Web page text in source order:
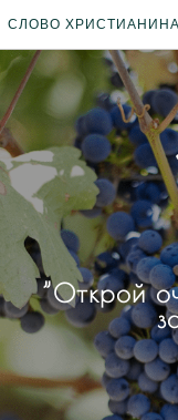
”Открой
СЛОВО ХРИСТИАНИНА